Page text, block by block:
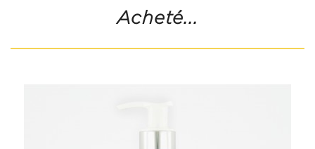
Acheté...